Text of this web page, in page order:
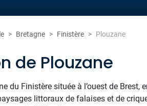
Bretagne Finistère Plouzane
de Plouzane
du Finistère située à l’ouest de Brest,
littoraux de falaises et de